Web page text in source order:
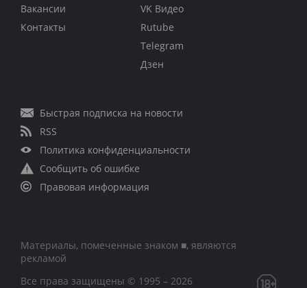
Вакансии
Контакты
VK Видео
Rutube
Telegram
Дзен
Быстрая подписка на новости
RSS
Политика конфиденциальности
Сообщить об ошибке
Правовая информация
Материалы, помеченные знаком ■, являются
рекламой
Все права защищены © 1995 – 2026